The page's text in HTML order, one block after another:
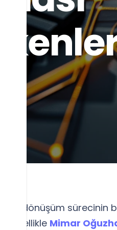
dönüşüm sürecinin
Özellikle Mimar